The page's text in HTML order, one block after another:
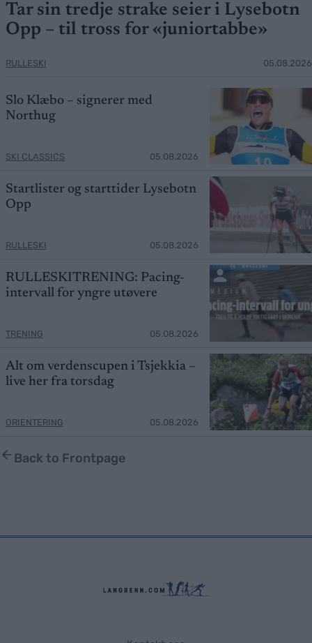
Tar sin tredje strake seier i Lysebotn
Opp – til tross for «juniortabbe»
RULLESKI 05.08.2026
Slo Klæbo – signerer med
Northug
SKI CLASSICS 05.08.2026
Startlister og starttider Lysebotn
Opp
RULLESKI 05.08.2026
RULLESKITRENING: Pacing-
intervall for yngre utøvere
TRENING 05.08.2026
Alt om verdenscupen i Tsjekkia –
live her fra torsdag
ORIENTERING 05.08.2026
Back to Frontpage